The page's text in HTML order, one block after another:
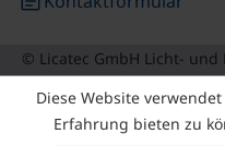
© Licatec GmbH Licht-
Diese Website
Erfahrung bieten zu